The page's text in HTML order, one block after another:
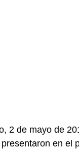
2 de mayo de
en el